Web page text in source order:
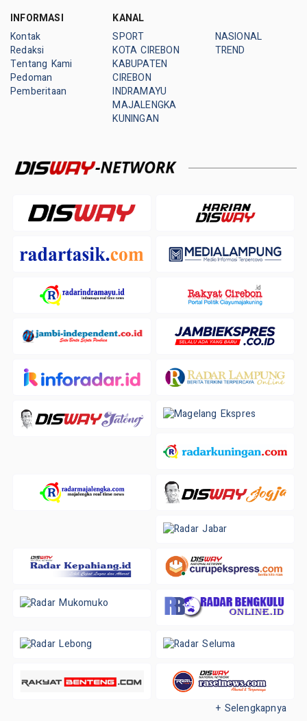
INFORMASI
Kontak
Redaksi
Tentang Kami
Pedoman
Pemberitaan
KANAL
SPORT
KOTA CIREBON
KABUPATEN
CIREBON
INDRAMAYU
MAJALENGKA
KUNINGAN
NASIONAL
TREND
+ Selengkapnya